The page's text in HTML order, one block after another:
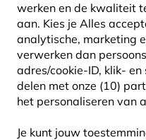
werken en de kwaliteit
aan. Kies je Alles
analytische, marketing
verwerken dan
adres/cookie-ID, klik-
delen met onze (10)
het personaliseren van
Je kunt jouw